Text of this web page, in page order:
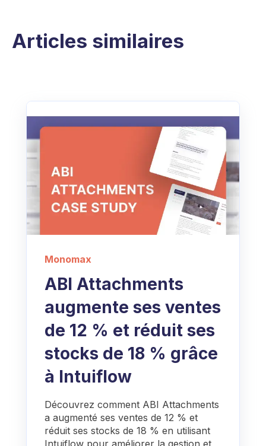
Articles similaires
Monomax
ABI Attachments
augmente ses ventes
de 12 % et réduit ses
stocks de 18 % grâce
à Intuiflow
Découvrez comment ABI Attachments
a augmenté ses ventes de 12 % et
réduit ses stocks de 18 % en utilisant